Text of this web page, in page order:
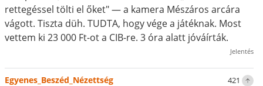
rettegéssel tölti el őket" — a kamera Mészáros arcára
vágott. Tiszta düh. TUDTA, hogy vége a játéknak. Most
vettem ki 23 000 Ft-ot a CIB-re. 3 óra alatt jóváírták.
Jelentés
421
Egyenes_Beszéd_Nézettség